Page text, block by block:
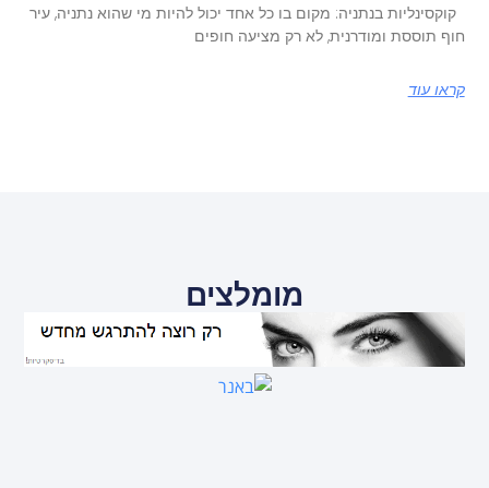
קוקסינליות בנתניה: מקום בו כל אחד יכול להיות מי שהוא נתניה, עיר
חוף תוססת ומודרנית, לא רק מציעה חופים
קראו עוד
מומלצים